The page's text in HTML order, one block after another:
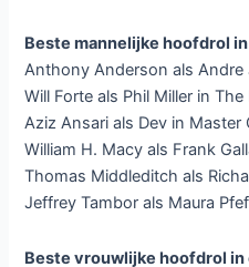
Beste mannelijke hoofdrol
Anthony Anderson als
Will Forte als Phil Miller in
Aziz Ansari als Dev in Master
William H. Macy als Frank
Thomas Middleditch als
Jeffrey Tambor als Maura
Beste vrouwlijke hoofdrol in